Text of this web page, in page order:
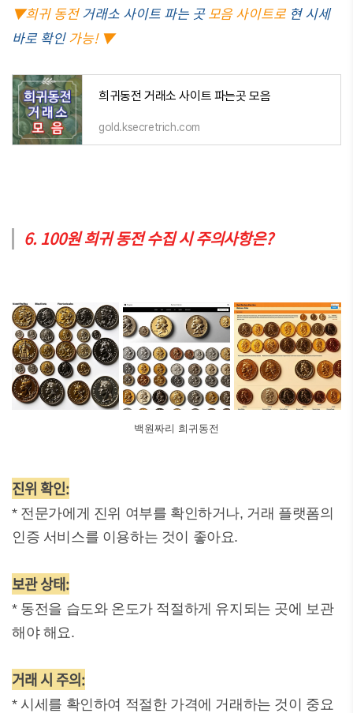
▼희귀 동전거래소 사이트 파는 곳모음 사이트로 현 시세
바로 확인가능! ▼
희귀동전 거래소 사이트 파는곳 모음
gold.ksecretrich.com
6. 100원 희귀 동전 수집 시 주의사항은?
백원짜리 희귀동전
진위 확인:
* 전문가에게 진위 여부를 확인하거나, 거래 플랫폼의
인증 서비스를 이용하는 것이 좋아요.
보관 상태:
* 동전을 습도와 온도가 적절하게 유지되는 곳에 보관
해야 해요.
거래 시 주의:
* 시세를 확인하여 적절한 가격에 거래하는 것이 중요